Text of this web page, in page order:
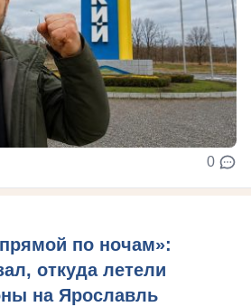
0
по ночам»:
откуда летели
на Ярославль